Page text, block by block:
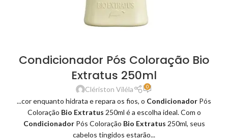
Condicionador Pós Coloração Bio
Extratus 250ml
Clériston Viléla 0
...cor enquanto hidrata e repara os fios, o Condicionador Pós
Coloração Bio Extratus 250ml é a escolha ideal. Com o
CondicionadorPós Coloração Bio Extratus 250ml, seus
cabelos tingidos estarão...